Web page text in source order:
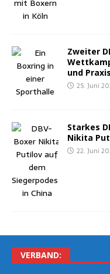
Zwei­ter
und
25. Juni
Star­kes
Niki­ta
22. Juni
VER­BAND: